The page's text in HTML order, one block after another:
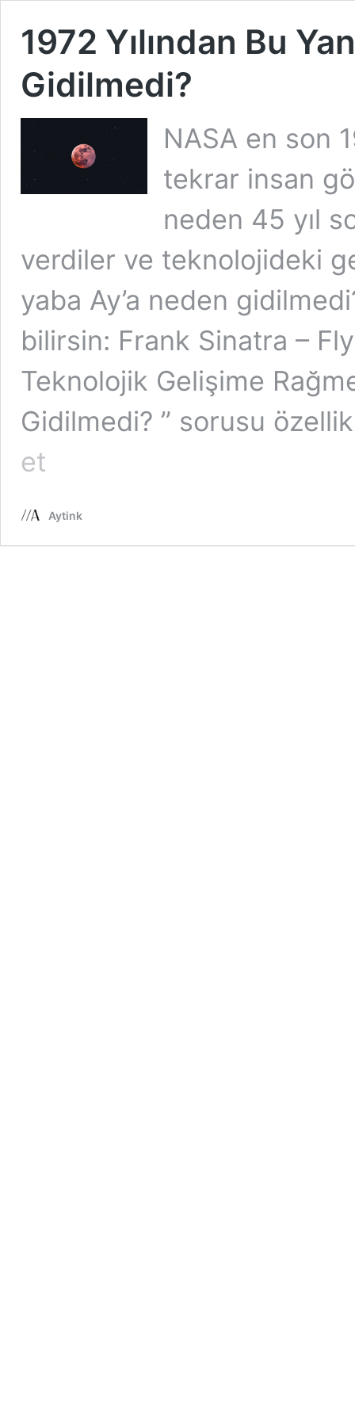
1972 Yılından Bu
Gidilmedi?
NASA en son
tekrar insan
neden 45 yıl
verdiler ve teknolojideki
yaba Ay’a neden
bilirsin: Frank Sinatra –
Teknolojik Gelişime
Gidilmedi? ” sorusu
et
Ay’a
Hiç
Aytink